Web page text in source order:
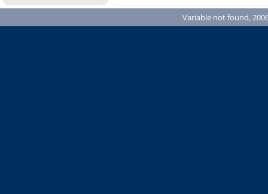
Variable not found,